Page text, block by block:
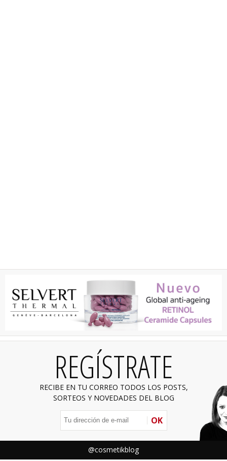
REGÍSTRATE
RECIBE EN TU CORREO TODOS LOS POSTS,
SORTEOS Y NOVEDADES DEL BLOG
OK
@cosmetikblog